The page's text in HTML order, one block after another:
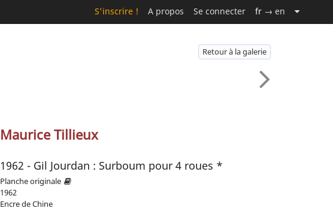
S'inscrire ! A propos Se connecter fr → en
Retour à la galerie
Maurice Tillieux
1962 - Gil Jourdan : Surboum pour 4 roues *
Planche originale
1962
Encre de Chine